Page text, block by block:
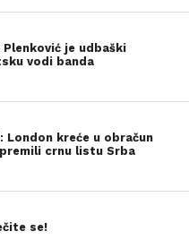
je udbaški
vodi banda
London kreće u obračun
crnu listu Srba
se!